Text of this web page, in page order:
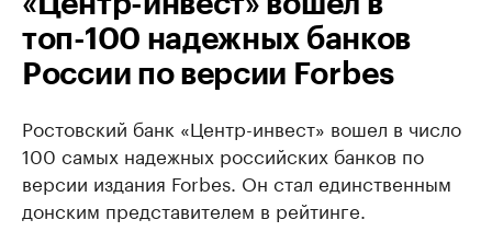
топ-100 надежных банков
России по версии Forbes
Ростовский банк «Центр-инвест» вошел в число
100 самых надежных российских банков по
версии издания Forbes. Он стал единственным
донским представителем в рейтинге.